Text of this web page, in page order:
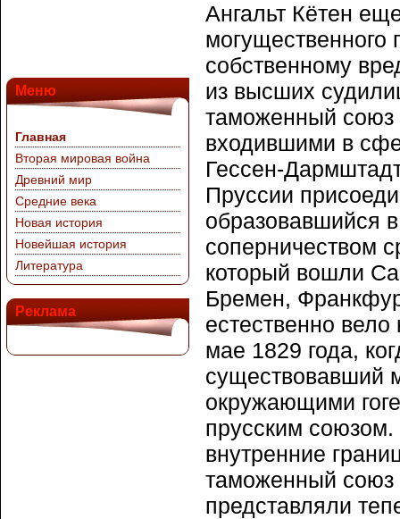
Меню
Главная
Вторая мировая война
Древний мир
Средние века
Новая история
Новейшая история
Литература
Реклама
Ангальт Кётен
могущественного
собственному
из высших
таможенный союз
входившими в
Гессен-
Пруссии
образовавшийся
соперничеством
который вошли
Бремен,
естественно
мае 1829 года,
существовавший
окружающими
прусским
внутренние
таможенный союз
представляли